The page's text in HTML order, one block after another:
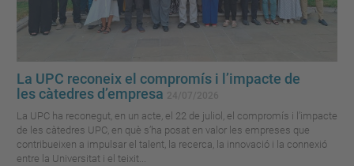
La UPC reconeix el compromís i l’impacte de
les càtedres d’empresa
La UPC ha reconegut, en un acte, el 22 de juliol, el compromís i l’impacte
de les càtedres UPC, en què s’ha posat en valor les empreses que
contribueixen a impulsar el talent, la recerca, la innovació i la connexió
entre la Universitat i el teixit...